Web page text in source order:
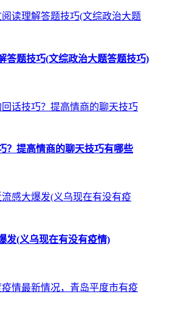
答题技巧(文综政治大题答题技巧)
？提高情商的聊天技巧有哪些
发(义乌现在有没有疫情)